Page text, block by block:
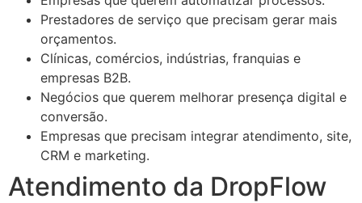
Prestadores de serviço que precisam gerar mais
orçamentos.
Clínicas, comércios, indústrias, franquias e
empresas B2B.
Negócios que querem melhorar presença digital e
conversão.
Empresas que precisam integrar atendimento, site,
CRM e marketing.
Atendimento da DropFlow